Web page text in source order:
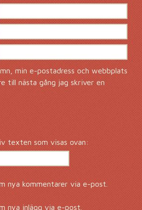
min e-postadress och webbplats
till nästa gång jag skriver en
texten som visas ovan:
nya kommentarer via e-post.
nya inlägg via e-post.